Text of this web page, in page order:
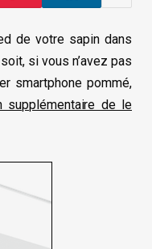
de votre sapin dans
si vous n’avez pas
smartphone pommé,
supplémentaire de le